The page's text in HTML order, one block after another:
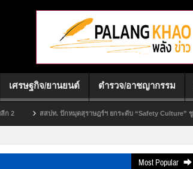
เศรษฐกิจ/ยานยนต์ ตำรวจ/อาชญากรรม
. ปักหมุดสุราษฎร์ฯ ยกระดับ “Safety Culture” ชู Smart Safety ขั
Most Popular